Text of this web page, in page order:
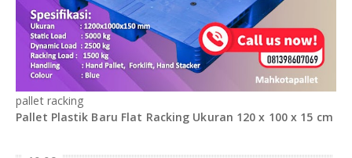
pallet racking
Pallet Plastik Baru Flat Racking Ukuran 120 x 100 x 15 cm